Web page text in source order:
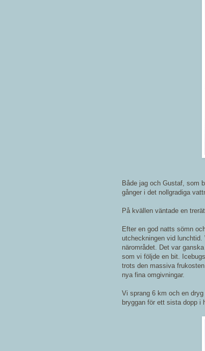
Både jag och Gustaf, som
gånger i det nollgradiga
På kvällen väntade en
Efter en god natts sömn
utcheckningen vid
närområdet. Det var
som vi följde en bit.
trots den massiva
nya fina omgivningar.
Vi sprang 6 km och en
bryggan för ett sista dopp i